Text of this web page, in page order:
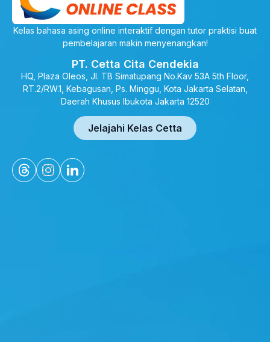
Kelas bahasa asing online interaktif dengan tutor praktisi buat
pembelajaran makin menyenangkan!
PT. Cetta Cita Cendekia
HQ, Plaza Oleos, Jl. TB Simatupang No.Kav 53A 5th Floor,
RT.2/RW.1, Kebagusan, Ps. Minggu, Kota Jakarta Selatan,
Daerah Khusus Ibukota Jakarta 12520
Jelajahi Kelas Cetta